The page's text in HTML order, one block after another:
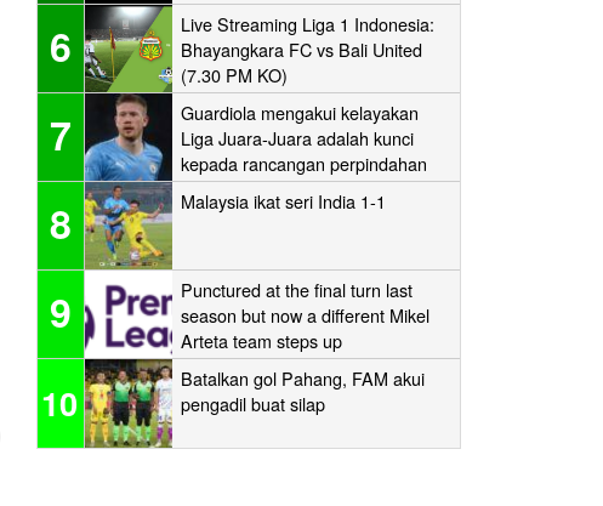
6
Live Streaming Liga 1 Indonesia:
Bhayangkara FC vs Bali United
(7.30 PM KO)
7
Guardiola mengakui kelayakan
Liga Juara-Juara adalah kunci
kepada rancangan perpindahan
Man City
8 Malaysia ikat seri India 1-1
9
Punctured at the final turn last
season but now a different Mikel
Arteta team steps up
10
Batalkan gol Pahang, FAM akui
pengadil buat silap